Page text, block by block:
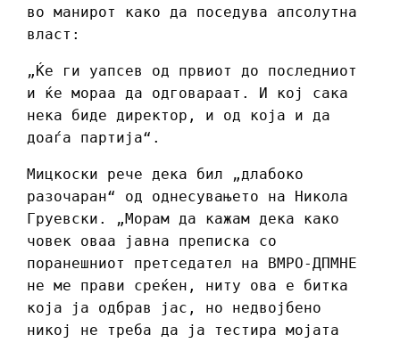
во манирот како да поседува апсолутна
власт:
„Ќе ги уапсев од првиот до последниот
и ќе мораа да одговараат. И кој сака
нека биде директор, и од која и да
доаѓа партија“.
Мицкоски рече дека бил „длабоко
разочаран“ од однесувањето на Никола
Груевски. „Морам да кажам дека како
човек оваа јавна преписка со
поранешниот претседател на ВМРО-ДПМНЕ
не ме прави среќен, ниту ова е битка
која ја одбрав јас, но недвојбено
никој не треба да ја тестира мојата